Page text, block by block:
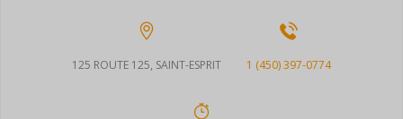
125 ROUTE 125, SAINT-ESPRIT 1 (450) 397-0774